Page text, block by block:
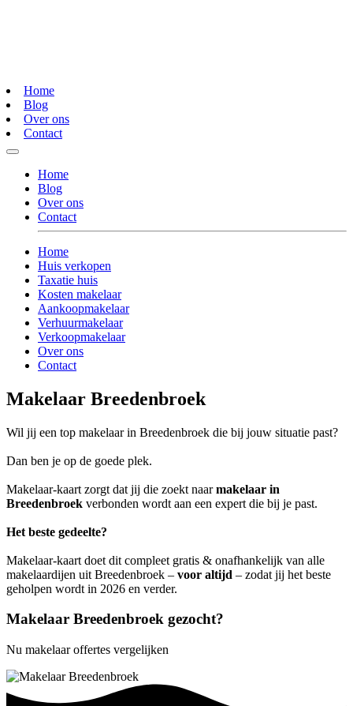
Home
Blog
Over ons
Contact
Home
Blog
Over ons
Contact
Home
Huis verkopen
Taxatie huis
Kosten makelaar
Aankoopmakelaar
Verhuurmakelaar
Verkoopmakelaar
Over ons
Contact
Makelaar Breedenbroek
Wil jij een top makelaar in Breedenbroek die bij jouw situatie past?
Dan ben je op de goede plek.
Makelaar-kaart zorgt dat jij die zoekt naarmakelaar in
Breedenbroek verbonden wordt aan een expert die bij je past.
Het beste gedeelte?
Makelaar-kaart doet dit compleet gratis & onafhankelijk van alle
makelaardijen uit Breedenbroek – voor altijd – zodat jij het beste
geholpen wordt in 2026 en verder.
Makelaar Breedenbroek gezocht?
Nu makelaar offertes vergelijken